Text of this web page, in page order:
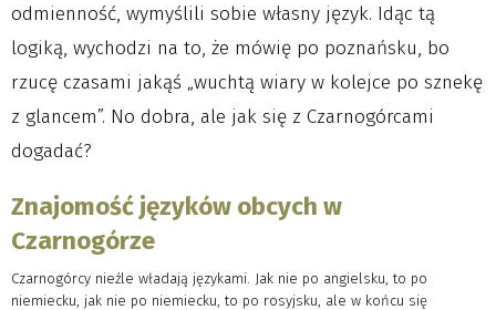
odmienność, wymyślili sobie własny język. Idąc tą
logiką, wychodzi na to, że mówię po poznańsku, bo
rzucę czasami jakąś „wuchtą wiary w kolejce po sznekę
z glancem”. No dobra, ale jak się z Czarnogórcami
dogadać?
Znajomość języków obcych w
Czarnogórze
Czarnogórcy nieźle władają językami. Jak nie po angielsku, to po
niemiecku, jak nie po niemiecku, to po rosyjsku, ale w końcu się